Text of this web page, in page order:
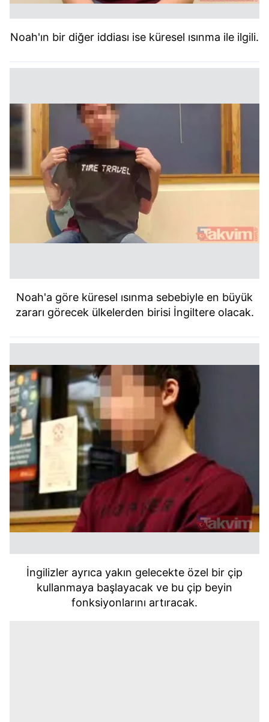
Noah'ın bir diğer iddiası ise küresel ısınma ile ilgili.
Noah'a göre küresel ısınma sebebiyle en büyük
zararı görecek ülkelerden birisi İngiltere olacak.
İngilizler ayrıca yakın gelecekte özel bir çip
kullanmaya başlayacak ve bu çip beyin
fonksiyonlarını artıracak.